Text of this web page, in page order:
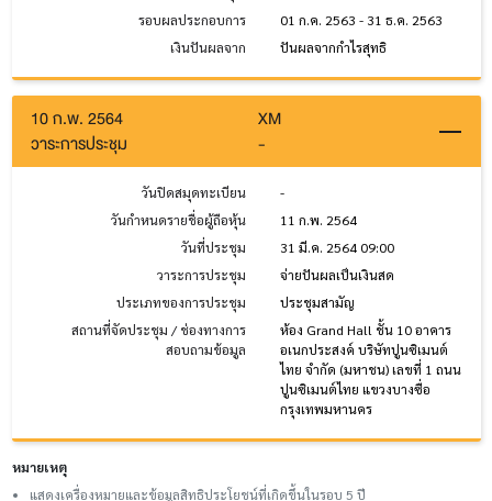
รอบผลประกอบการ
01 ก.ค. 2563 - 31 ธ.ค. 2563
เงินปันผลจาก
ปันผลจากกำไรสุทธิ
10 ก.พ. 2564
XM
วาระการประชุม
-
วันปิดสมุดทะเบียน
-
วันกำหนดรายชื่อผู้ถือหุ้น
11 ก.พ. 2564
วันที่ประชุม
31 มี.ค. 2564 09:00
วาระการประชุม
จ่ายปันผลเป็นเงินสด
ประเภทของการประชุม
ประชุมสามัญ
สถานที่จัดประชุม / ช่องทางการ
สอบถามข้อมูล
ห้อง Grand Hall ชั้น 10 อาคาร
อเนกประสงค์ บริษัทปูนซิเมนต์
ไทย จำกัด (มหาชน) เลขที่ 1 ถนน
ปูนซิเมนต์ไทย แขวงบางซื่อ
กรุงเทพมหานคร
หมายเหตุ
แสดงเครื่องหมายและข้อมูลสิทธิประโยชน์ที่เกิดขึ้นในรอบ 5 ปี